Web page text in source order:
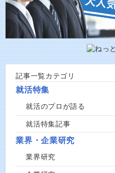
記事一覧カテゴリ
就活特集
就活のプロが語る
就活特集記事
業界・企業研究
業界研究